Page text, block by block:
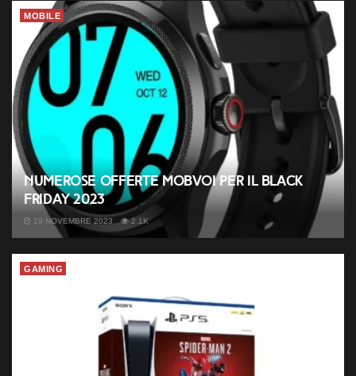
MOBILE
Numerose offerte Mobvoi per il Black
Friday 2023
19 NOVEMBRE 2023 2.1K
GAMING